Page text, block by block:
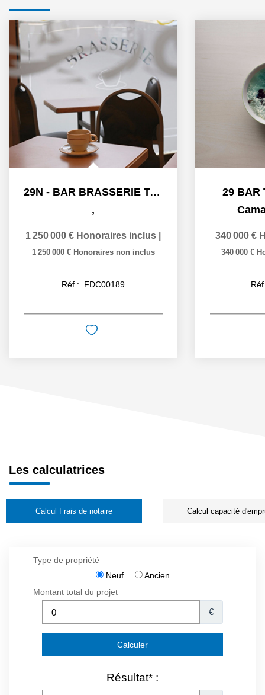
29N - BAR BRASSERIE TABAC LOTO PRESSE PMU
,
1 250 000 € Honoraires inclus
1 250 000 € Honoraires non inclus
Réf : FDC00189
29 BAR
340 000 €
340 000 €
Les calculatrices
Calcul Frais de notaire Calcul capacité